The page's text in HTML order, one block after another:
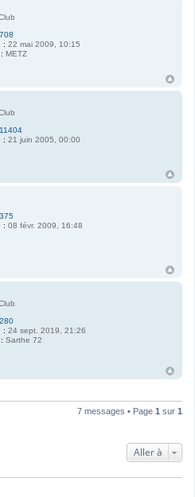
708
: 22 mai 2009, 10:15
METZ
11404
: 21 juin 2005, 00:00
375
: 08 févr. 2009, 16:48
280
: 24 sept. 2019, 21:26
Sarthe 72
7 messages • Page 1 sur 1
Aller à